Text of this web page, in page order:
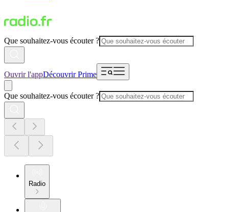
Que souhaitez-vous écouter ?
Ouvrir l'appDécouvrir Prime
Que souhaitez-vous écouter ?
Radio